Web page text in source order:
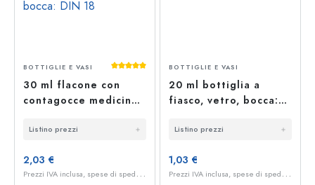
Valutazione media di 5 su 5 stelle
BOTTIGLIE E VASI
30 ml flacone con
contagocce medicina,
bocca: DIN 18
Listino prezzi
2,03 €
P
rezzi IVA inclusa, spese di spedizione escluse
BOTTIGLIE E VASI
20 ml bottiglia a
fiasco, vetro, bocca:
Listino prezzi
1,03 €
P
rezzi IVA inclusa, spese di spedizione escluse